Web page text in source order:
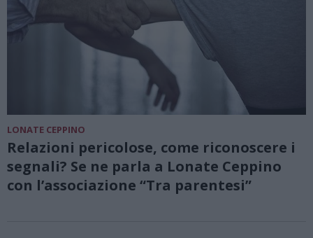
LONATE CEPPINO
Relazioni pericolose, come riconoscere i
segnali? Se ne parla a Lonate Ceppino
con l’associazione “Tra parentesi”